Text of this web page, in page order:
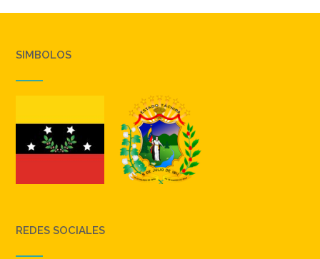
SIMBOLOS
REDES SOCIALES